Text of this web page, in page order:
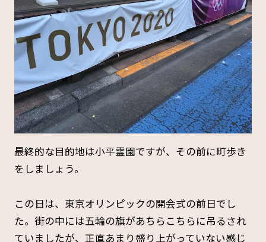
最終的な目的地は小平霊園ですが、その前に町歩き
をしましょう。
この日は、東京オリンピックの開会式の前日でし
た。街の中には五輪の旗があちらこちらに吊るされ
ていましたが、正直あまり盛り上がっていない感じ